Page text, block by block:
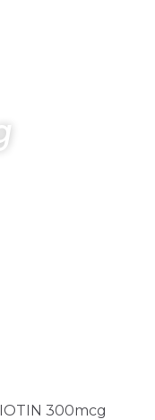
300mcg